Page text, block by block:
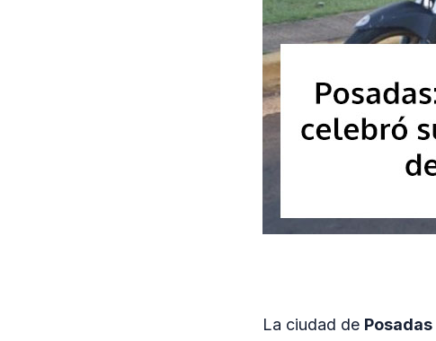
La ciudad de Posadas